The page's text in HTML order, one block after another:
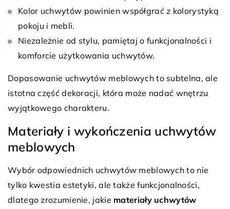
Kolor uchwytów powinien współgrać z kolorystyką
pokoju i mebli.
Niezależnie od stylu, pamiętaj o funkcjonalności i
komforcie użytkowania uchwytów.
Dopasowanie uchwytów meblowych to subtelna, ale
istotna część dekoracji, która może nadać wnętrzu
wyjątkowego charakteru.
Materiały i wykończenia uchwytów
meblowych
Wybór odpowiednich uchwytów meblowych to nie
tylko kwestia estetyki, ale także funkcjonalności,
dlatego zrozumienie, jakie materiały uchwytów